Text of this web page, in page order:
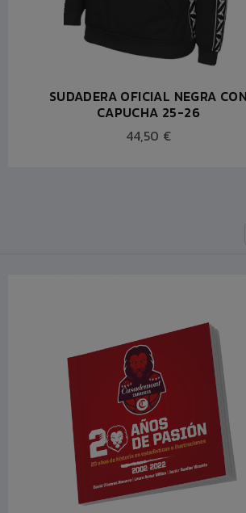
SUDADERA OFICIAL NEGRA CON
CAPUCHA 25-26
44,50 €